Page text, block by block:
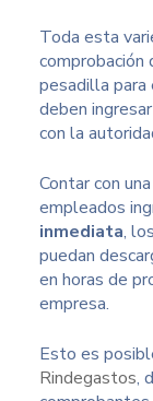
Toda esta
comprobación
pesadilla para
deben
con la
Contar con
empleados
inmediata,
puedan
en horas de
empresa.
Esto es
Rindegastos,